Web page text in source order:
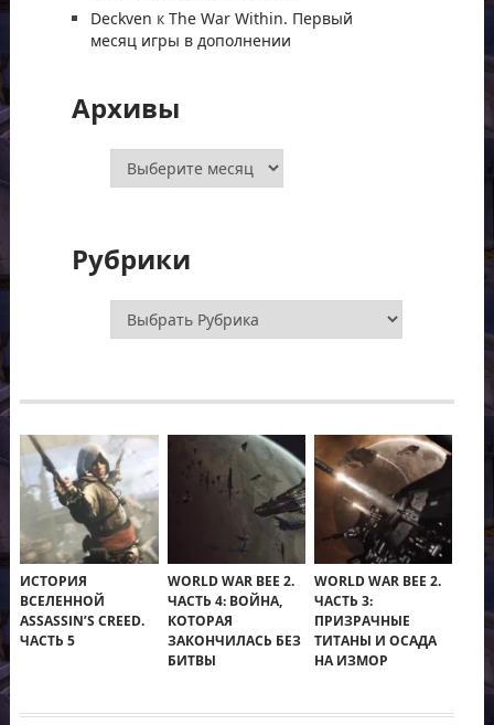
Deckven кThe War Within. Первый
месяц игры в дополнении
Архивы
Архивы
Рубрики
Рубрики
ИСТОРИЯ
ВСЕЛЕННОЙ
ASSASSIN’S CREED.
ЧАСТЬ 5
WORLD WAR BEE 2.
ЧАСТЬ 4: ВОЙНА,
КОТОРАЯ
ЗАКОНЧИЛАСЬ БЕЗ
БИТВЫ
WORLD WAR BEE 2.
ЧАСТЬ 3:
ПРИЗРАЧНЫЕ
ТИТАНЫ И ОСАДА
НА ИЗМОР